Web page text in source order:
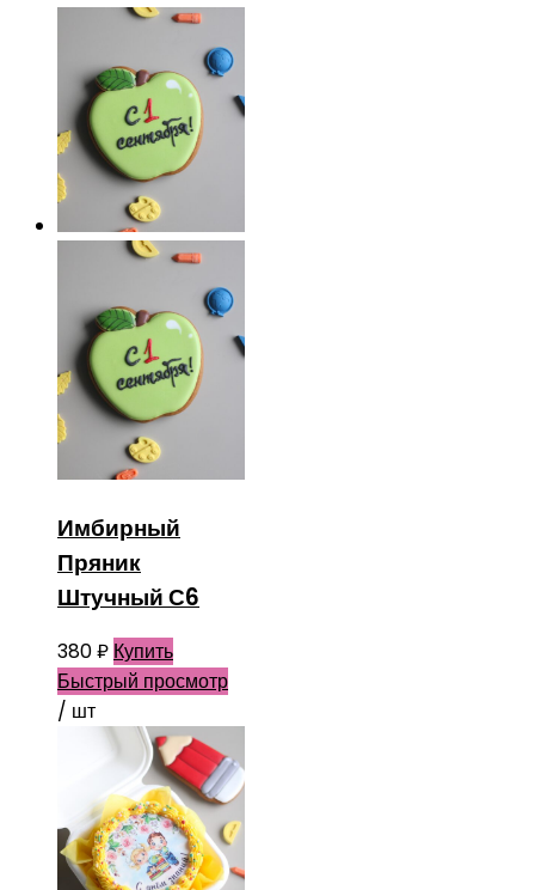
Имбирный
Пряник
Штучный С6
380₽ Купить
Быстрый просмотр
/ шт